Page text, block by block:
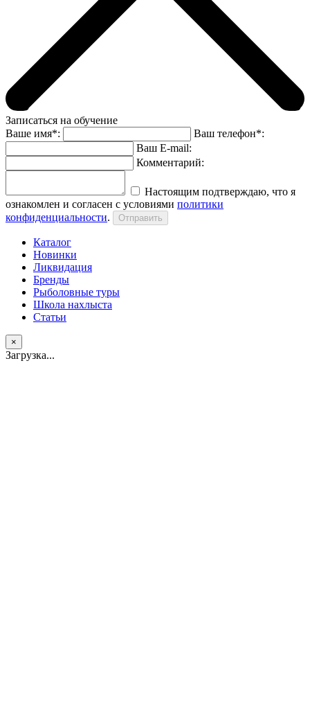
Записаться на обучение
Ваше имя*:
Ваш телефон*:
Ваш E-mail:
Комментарий:
Настоящим подтверждаю, что я
ознакомлен и согласен с условиями политики
конфиденциальности.
Каталог
Новинки
Ликвидация
Бренды
Рыболовные туры
Школа нахлыста
Статьи
×
Загрузка...